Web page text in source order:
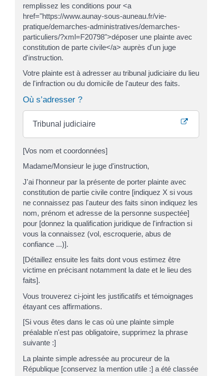
remplissez les conditions pour <a
href="https://www.aunay-sous-auneau.fr/vie-
pratique/demarches-administratives/demarches-
particuliers/?xml=F20798">déposer une plainte avec
constitution de parte civile</a> auprès d'un juge
d'instruction.
Votre plainte est à adresser au tribunal judiciaire du lieu
de l'infraction ou du domicile de l'auteur des faits.
Où s’adresser ?
Tribunal judiciaire
[Vos nom et coordonnées]
Madame/Monsieur le juge d'instruction,
J'ai l'honneur par la présente de porter plainte avec
constitution de partie civile contre [indiquez X si vous
ne connaissez pas l'auteur des faits sinon indiquez les
nom, prénom et adresse de la personne suspectée]
pour [donnez la qualification juridique de l'infraction si
vous la connaissez (vol, escroquerie, abus de
confiance ...)].
[Détaillez ensuite les faits dont vous estimez être
victime en précisant notamment la date et le lieu des
faits].
Vous trouverez ci-joint les justificatifs et témoignages
étayant ces affirmations.
[Si vous êtes dans le cas où une plainte simple
préalable n'est pas obligatoire, supprimez la phrase
suivante :]
La plainte simple adressée au procureur de la
République [conservez la mention utile :] a été classée